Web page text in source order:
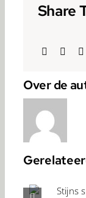
Share
Facebook
Over de